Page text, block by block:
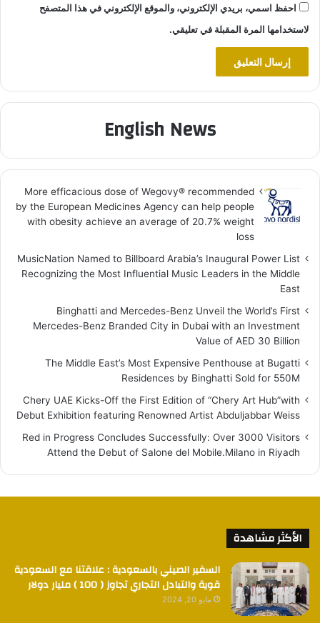
احفظ اسمي، بريدي الإلكتروني، والموقع الإلكتروني في هذا المتصفح
لاستخدامها المرة المقبلة في تعليقي.
English News
More efficacious dose of Wegovy®️ recommended
by the European Medicines Agency can help people
with obesity achieve an average of 20.7% weight
loss
MusicNation Named to Billboard Arabia’s Inaugural Power List
Recognizing the Most Influential Music Leaders in the Middle
East
Binghatti and Mercedes-Benz Unveil the World’s First
Mercedes-Benz Branded City in Dubai with an Investment
Value of AED 30 Billion
The Middle East’s Most Expensive Penthouse at Bugatti
Residences by Binghatti Sold for 550M
Chery UAE Kicks-Off the First Edition of “Chery Art Hub”with
Debut Exhibition featuring Renowned Artist Abduljabbar Weiss
Red in Progress Concludes Successfully: Over 3000 Visitors
Attend the Debut of Salone del Mobile.Milano in Riyadh
الأكثر مشاهدة
السفير الصيني بالسعودية : علاقتنا مع السعودية
قوية والتبادل التجاري تجاوز ( 100 ) مليار دولار
مايو 20, 2024